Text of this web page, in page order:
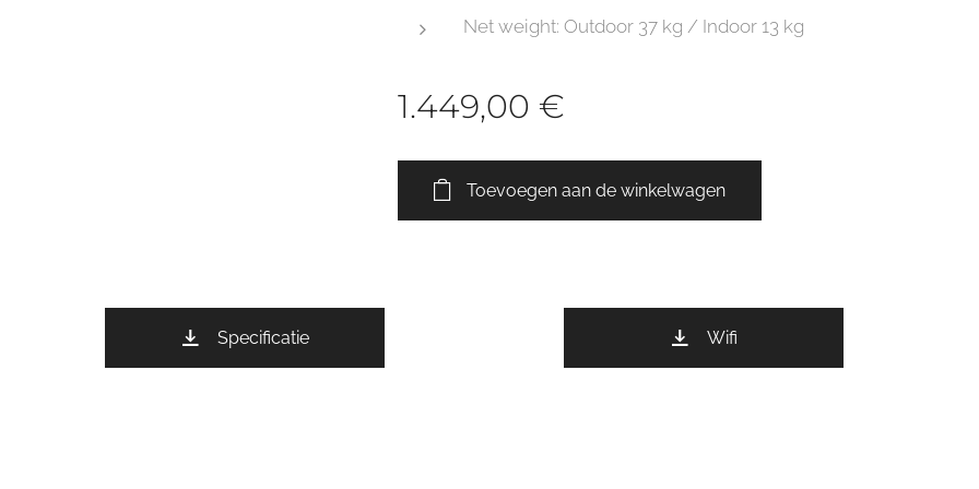
Net weight: Outdoor 37 kg / Indoor 13 kg
1.449,00 €
Toevoegen aan de winkelwagen
Specificatie Wifi